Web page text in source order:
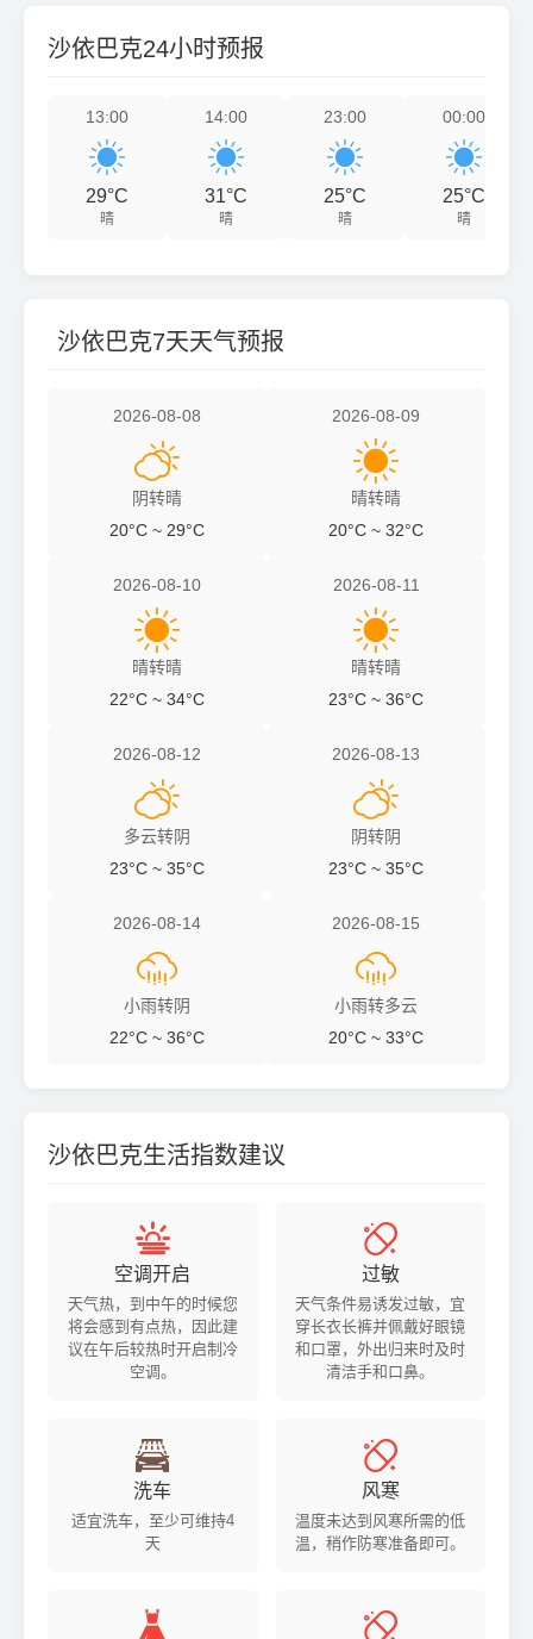
沙依巴克24小时预报
13:00

29°C
晴
14:00

31°C
晴
23:00

25°C
晴
00:00

25°C
晴
沙依巴克7天天气预报
2026-08-08

阴转晴
20°C ~ 29°C
2026-08-09

晴转晴
20°C ~ 32°C
2026-08-10

晴转晴
22°C ~ 34°C
2026-08-11

晴转晴
23°C ~ 36°C
2026-08-12

多云转阴
23°C ~ 35°C
2026-08-13

阴转阴
23°C ~ 35°C
2026-08-14

小雨转阴
22°C ~ 36°C
2026-08-15

小雨转多云
20°C ~ 33°C
沙依巴克生活指数建议

空调开启
天气热，到中午的时候您
将会感到有点热，因此建
议在午后较热时开启制冷
空调。

过敏
天气条件易诱发过敏，宜
穿长衣长裤并佩戴好眼镜
和口罩，外出归来时及时
清洁手和口鼻。

洗车
适宜洗车，至少可维持4
天

风寒
温度未达到风寒所需的低
温，稍作防寒准备即可。
 